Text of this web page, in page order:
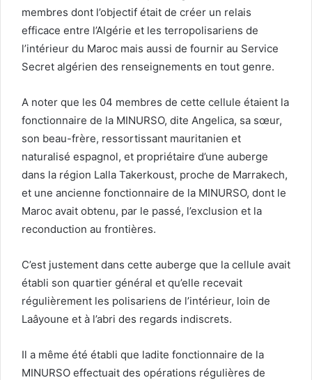
membres dont l’objectif était de créer un relais
efficace entre l’Algérie et les terropolisariens de
l’intérieur du Maroc mais aussi de fournir au Service
Secret algérien des renseignements en tout genre.
A noter que les 04 membres de cette cellule étaient la
fonctionnaire de la MINURSO, dite Angelica, sa sœur,
son beau-frère, ressortissant mauritanien et
naturalisé espagnol, et propriétaire d’une auberge
dans la région Lalla Takerkoust, proche de Marrakech,
et une ancienne fonctionnaire de la MINURSO, dont le
Maroc avait obtenu, par le passé, l’exclusion et la
reconduction au frontières.
C’est justement dans cette auberge que la cellule avait
établi son quartier général et qu’elle recevait
régulièrement les polisariens de l’intérieur, loin de
Laâyoune et à l’abri des regards indiscrets.
Il a même été établi que ladite fonctionnaire de la
MINURSO effectuait des opérations régulières de